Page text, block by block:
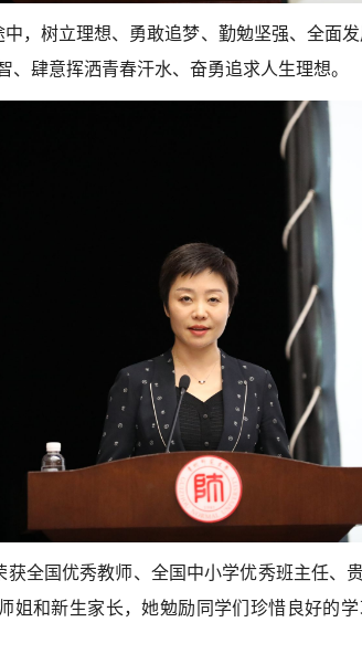
，树立理想、勇敢追梦、勤勉坚强、全面
肆意挥洒青春汗水、奋勇追求人生理想。
全国优秀教师、全国中小学优秀班主任、
姐和新生家长，她勉励同学们珍惜良好的